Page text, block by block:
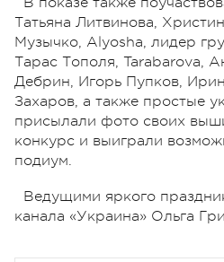
Татьяна Литвинова,
Музычко, Alyosha, лидер
Тарас Тополя, Tarabarova,
Дебрин, Игорь Пупков,
Захаров, а также простые
присылали фото своих
конкурс и выиграли
подиум.
Ведущими яркого
канала «Украина» Ольга